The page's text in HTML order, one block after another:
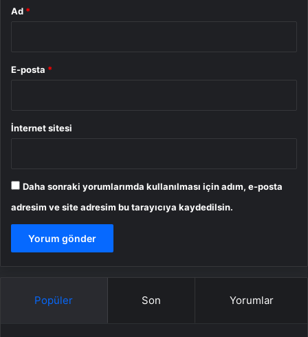
Ad *
E-posta *
İnternet sitesi
Daha sonraki yorumlarımda kullanılması için adım, e-posta
adresim ve site adresim bu tarayıcıya kaydedilsin.
Popüler Son Yorumlar